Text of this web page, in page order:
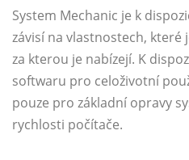
System Mechanic je k
závisí na vlastnostech, které
za kterou je nabízejí. K
softwaru pro celoživotní
pouze pro základní opravy
rychlosti počítače.